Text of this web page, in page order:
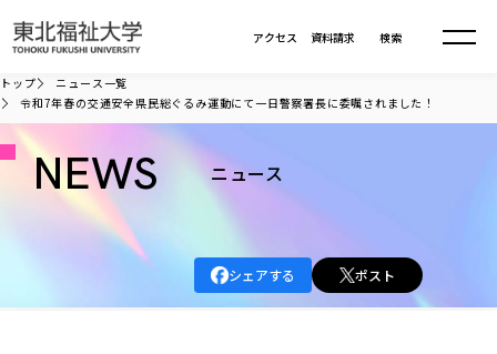
資料請求
アクセス 検索
大学について
学部・大学院
学部・大学院TOP
トップ
ニュース一覧
令和7年春の交通安全県民総ぐるみ運動にて一日警察署長に委嘱されました！
NEWS ニュース
シェアする ポスト